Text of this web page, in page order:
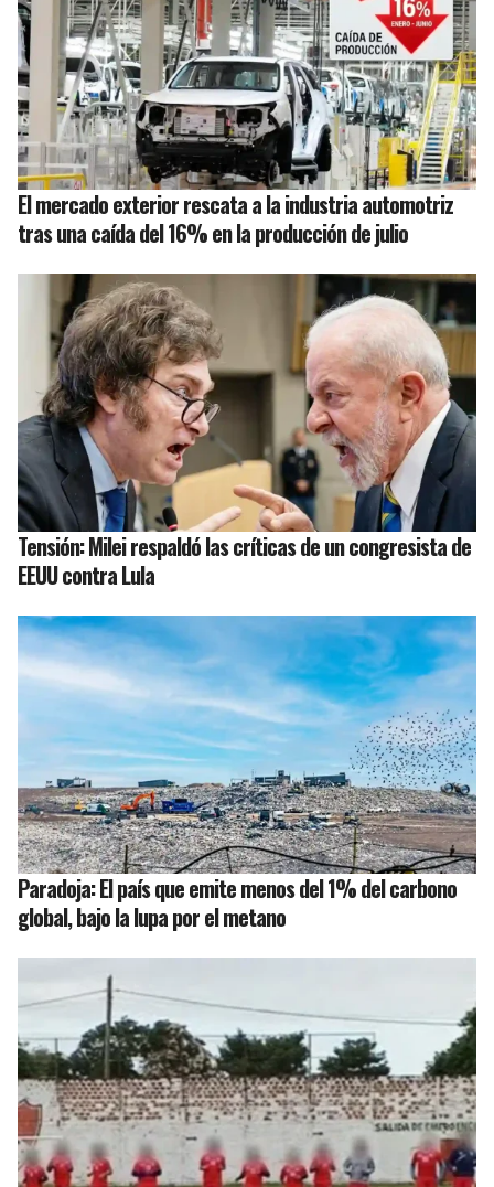
El mercado exterior rescata a la industria automotriz
tras una caída del 16% en la producción de julio
Tensión: Milei respaldó las críticas de un congresista de
EEUU contra Lula
Paradoja: El país que emite menos del 1% del carbono
global, bajo la lupa por el metano